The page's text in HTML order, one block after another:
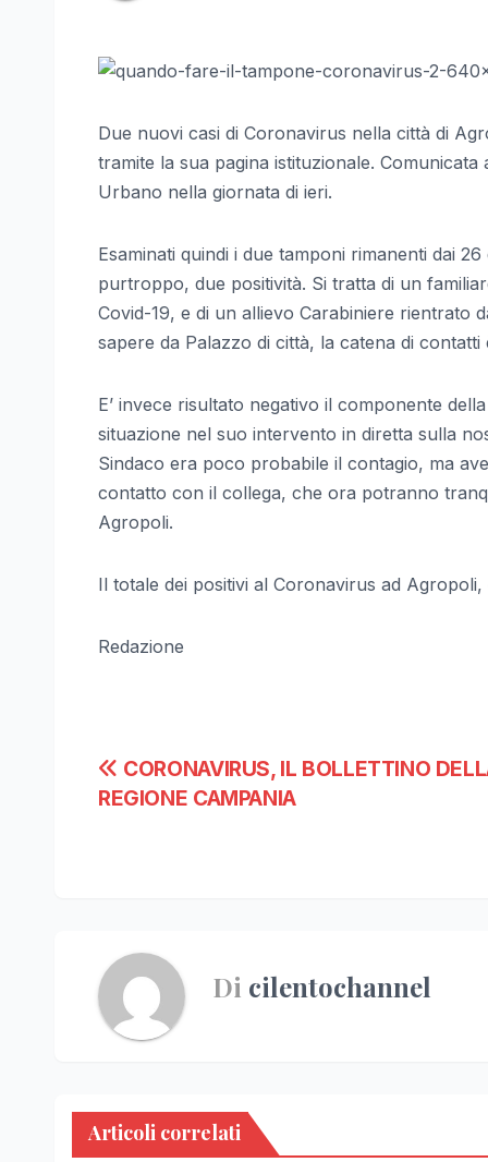
Due nuovi casi di Coronavirus nella città di
tramite la sua pagina istituzionale.
Urbano nella giornata di ieri.
Esaminati quindi i due tamponi rimanenti dai
purtroppo, due positività. Si tratta di un
Covid-19, e di un allievo Carabiniere rientrato
sapere da Palazzo di città, la catena di contatti
E’ invece risultato negativo il componente
situazione nel suo intervento in diretta sulla
Sindaco era poco probabile il contagio, ma
contatto con il collega, che ora potranno
Agropoli.
Il totale dei positivi al Coronavirus ad
Redazione
Navigazione
articoli
CORONAVIRUS, IL BOLLETTINO
REGIONE CAMPANIA
Di cilentochannel
Articoli correlati